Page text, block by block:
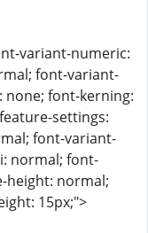
variant-numeric:
font-variant-
none; font-kerning:
settings:
font-variant-
normal; font-
height: normal;
15px;">